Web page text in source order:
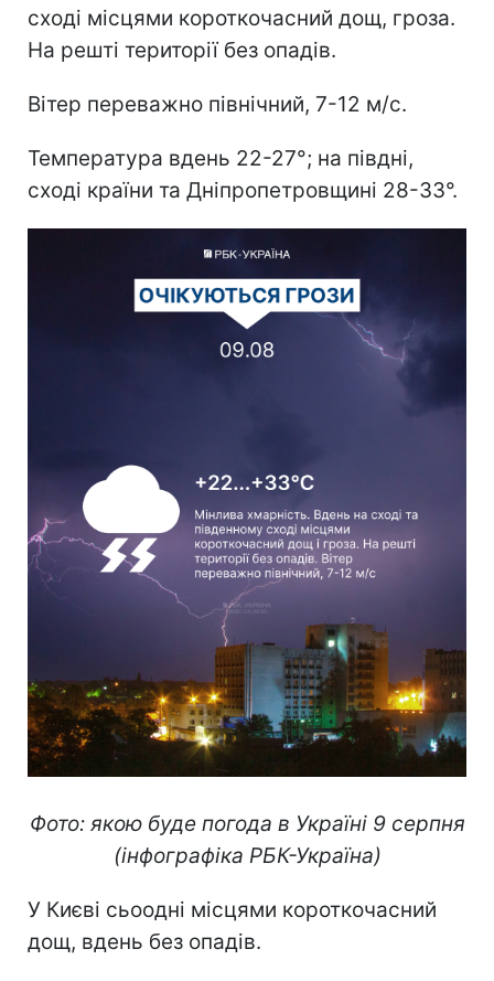
сході місцями короткочасний дощ, гроза.
На решті території без опадів.
Вітер переважно північний, 7-12 м/с.
Температура вдень 22-27°; на півдні,
сході країни та Дніпропетровщині 28-33°.
Фото: якою буде погода в Україні 9 серпня
(інфографіка РБК-Україна)
У Києві сьоодні місцями короткочасний
дощ, вдень без опадів.